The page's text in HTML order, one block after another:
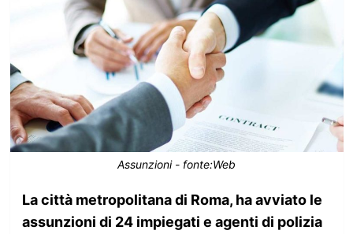
Assunzioni - fonte:Web
La città metropolitana di Roma, ha avviato le
assunzioni di 24 impiegati e agenti di polizia